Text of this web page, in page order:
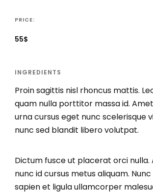
PRICE:
55$
INGREDIENTS
Proin sagittis nisl rhoncus mattis.
quam nulla porttitor massa id.
urna cursus eget nunc scelerisque
nunc sed blandit libero volutpat.
Dictum fusce ut placerat orci nulla.
nunc id cursus metus aliquam.
sapien et ligula ullamcorper